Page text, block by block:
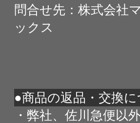
問合せ先：株式会社
ックス
●商品の返品・交換
・弊社、佐川急便以